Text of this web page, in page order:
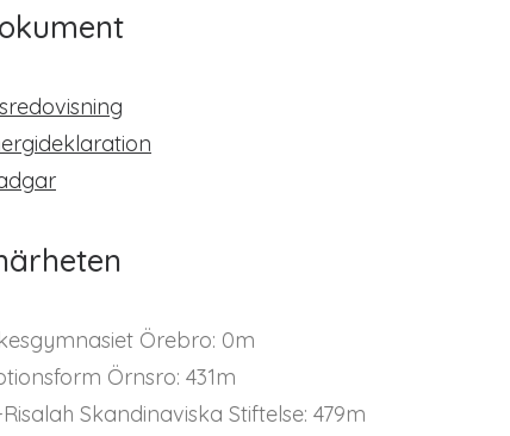
Örebro: 0m
Örnsro: 431m
Skandinaviska Stiftelse: 479m